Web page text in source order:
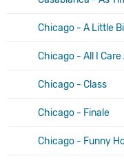
Chicago - A Little
Chicago - All I Care
Chicago - Class
Chicago - Finale
Chicago - Funny